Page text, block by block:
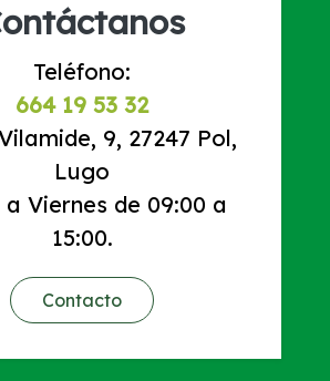
Teléfono:
664 19 53 32
9, 27247 Pol,
Lugo
a Viernes de 09:00 a
15:00.
Contacto